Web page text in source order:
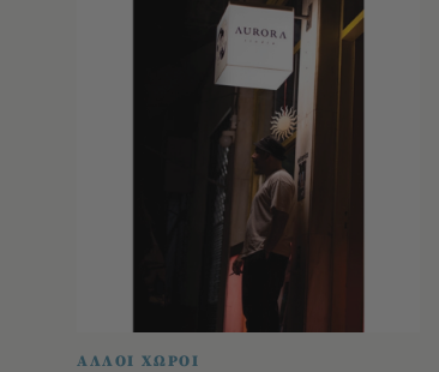
ΑΛΛΟΙ ΧΩΡΟΙ